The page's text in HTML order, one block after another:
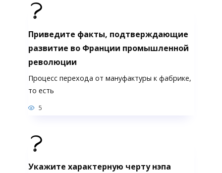
Приведите факты, подтверждающие
развитие во Франции промышленной
революции
Процесс перехода от мануфактуры к фабрике,
то есть
5
Укажите характерную черту нэпа